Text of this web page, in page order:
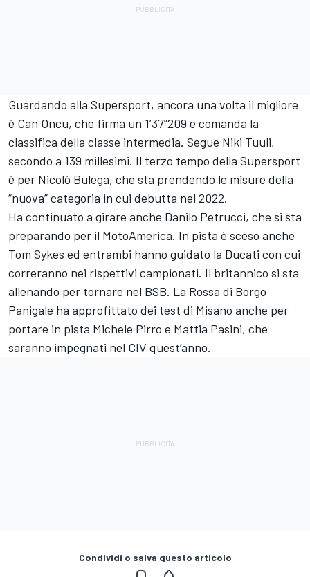
Guardando alla Supersport, ancora una volta il migliore
è Can Oncu, che firma un 1’37”209 e comanda la
classifica della classe intermedia. Segue Niki Tuuli,
secondo a 139 millesimi. Il terzo tempo della Supersport
è per Nicolò Bulega, che sta prendendo le misure della
“nuova” categoria in cui debutta nel 2022.
Ha continuato a girare anche Danilo Petrucci, che si sta
preparando per il MotoAmerica. In pista è sceso anche
Tom Sykes ed entrambi hanno guidato la Ducati con cui
correranno nei rispettivi campionati. Il britannico si sta
allenando per tornare nel BSB. La Rossa di Borgo
Panigale ha approfittato dei test di Misano anche per
portare in pista Michele Pirro e Mattia Pasini, che
saranno impegnati nel CIV quest’anno.
Condividi o salva questo articolo